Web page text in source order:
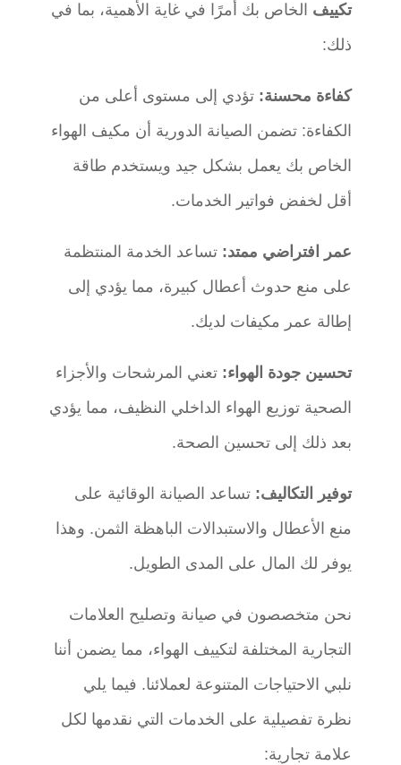
تكييف الخاص بك أمرًا في غاية الأهمية، بما في
ذلك:
كفاءة محسنة: تؤدي إلى مستوى أعلى من
الكفاءة: تضمن الصيانة الدورية أن مكيف الهواء
الخاص بك يعمل بشكل جيد ويستخدم طاقة
أقل لخفض فواتير الخدمات.
عمر افتراضي ممتد: تساعد الخدمة المنتظمة
على منع حدوث أعطال كبيرة، مما يؤدي إلى
إطالة عمر مكيفات لديك.
تحسين جودة الهواء: تعني المرشحات والأجزاء
الصحية توزيع الهواء الداخلي النظيف، مما يؤدي
بعد ذلك إلى تحسين الصحة.
توفير التكاليف: تساعد الصيانة الوقائية على
منع الأعطال والاستبدالات الباهظة الثمن. وهذا
يوفر لك المال على المدى الطويل.
نحن متخصصون في صيانة وتصليح العلامات
التجارية المختلفة لتكييف الهواء، مما يضمن أننا
نلبي الاحتياجات المتنوعة لعملائنا. فيما يلي
نظرة تفصيلية على الخدمات التي نقدمها لكل
علامة تجارية: